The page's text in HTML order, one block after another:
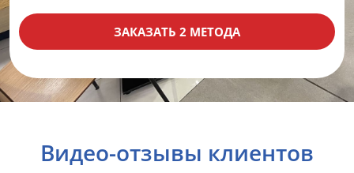
ЗАКАЗАТЬ 2 МЕТОДА
Видео-отзывы клиентов